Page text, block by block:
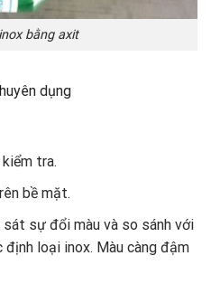
bằng axit
dụng
tra.
bề mặt.
sự đổi màu và so sánh với
loại inox. Màu càng đậm